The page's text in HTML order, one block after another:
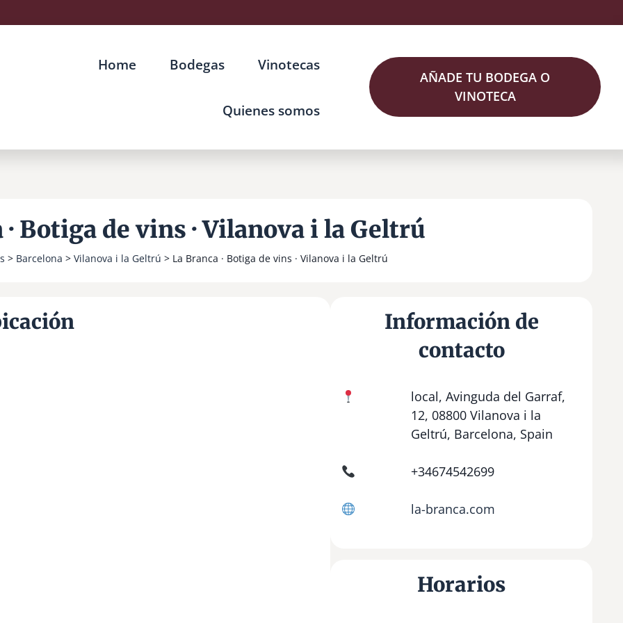
Home Bodegas Vinotecas
Quienes somos
AÑADE TU BODEGA O
VINOTECA
Botiga de vins · Vilanova i la Geltrú
> Barcelona > Vilanova i la Geltrú > La Branca · Botiga de vins · Vilanova i la Geltrú
Información de
contacto
local, Avinguda del Garraf,
12, 08800 Vilanova i la
Geltrú, Barcelona, Spain
+34674542699
la-branca.com
Horarios